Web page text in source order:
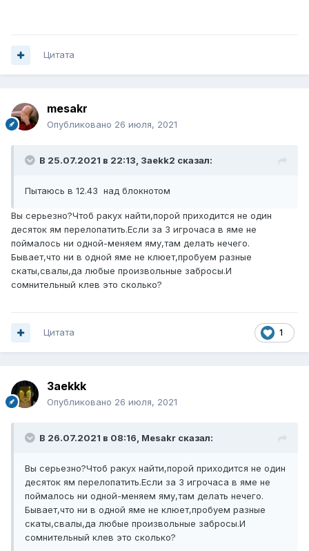
Цитата
mesakr
Опубликовано 26 июля, 2021
В 25.07.2021 в 22:13, 3aekk2 сказал:
Пытаюсь в 12.43 над блокнотом
Вы серьезно?Чтоб ракух найти,порой приходится не один
десяток ям перелопатить.Если за 3 игрочаса в яме не
поймалось ни одной-меняем яму,там делать нечего.
Бывает,что ни в одной яме не клюет,пробуем разные
скаты,свалы,да любые произвольные забросы.И
сомнительный клев это сколько?
1
Цитата
3aekkk
Опубликовано 26 июля, 2021
В 26.07.2021 в 08:16, Mesakr сказал:
Вы серьезно?Чтоб ракух найти,порой приходится не один
десяток ям перелопатить.Если за 3 игрочаса в яме не
поймалось ни одной-меняем яму,там делать нечего.
Бывает,что ни в одной яме не клюет,пробуем разные
скаты,свалы,да любые произвольные забросы.И
сомнительный клев это сколько?